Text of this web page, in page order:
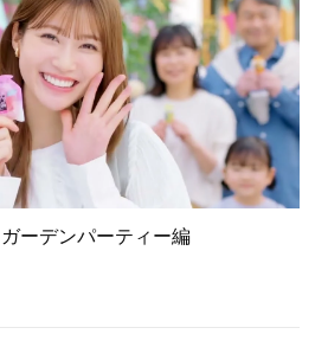
ーデンパーティー編